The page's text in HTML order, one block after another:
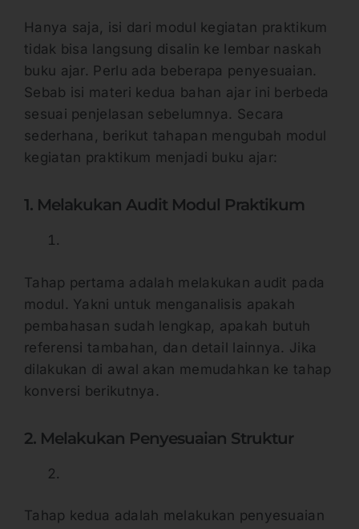
Hanya saja, isi dari modul kegiatan praktikum
tidak bisa langsung disalin ke lembar naskah
buku ajar. Perlu ada beberapa penyesuaian.
Sebab isi materi kedua bahan ajar ini berbeda
sesuai penjelasan sebelumnya. Secara
sederhana, berikut tahapan mengubah modul
kegiatan praktikum menjadi buku ajar:
1. Melakukan Audit Modul Praktikum
Tahap pertama adalah melakukan audit pada
modul. Yakni untuk menganalisis apakah
pembahasan sudah lengkap, apakah butuh
referensi tambahan, dan detail lainnya. Jika
dilakukan di awal akan memudahkan ke tahap
konversi berikutnya.
2. Melakukan Penyesuaian Struktur
Tahap kedua adalah melakukan penyesuaian